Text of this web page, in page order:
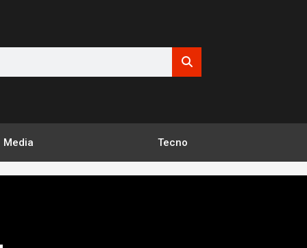
Media Tecno